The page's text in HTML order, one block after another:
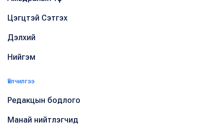
Цэгцтэй Сэтгэх
Дэлхий
Нийгэм
Үйлчилгээ
Редакцын бодлого
Манай нийтлэгчид